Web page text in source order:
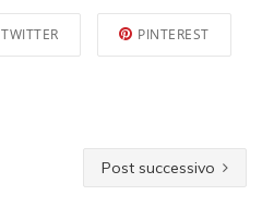
TWITTER PINTEREST
Post successivo